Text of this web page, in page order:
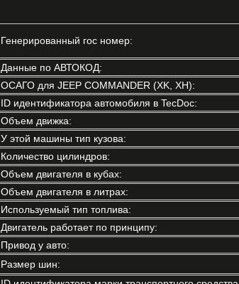
Генерированный гос номер:
Данные по АВТОКОД:
ОСАГО для JEEP COMMANDER (XK, XH):
ID идентификатора автомобиля в TecDoc:
Объем движка:
У этой машины тип кузова:
Количество цилиндров:
Объем двигателя в кубах:
Объем двигателя в литрах:
Используемый тип топлива:
Двигатель работает по принципу:
Привод у авто:
Размер шин: